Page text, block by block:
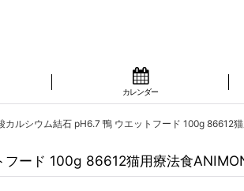
カレンダー
ルシウム結石 pH6.7 鴨 ウエットフード 100g 86612
ード 100g 86612猫用療法食